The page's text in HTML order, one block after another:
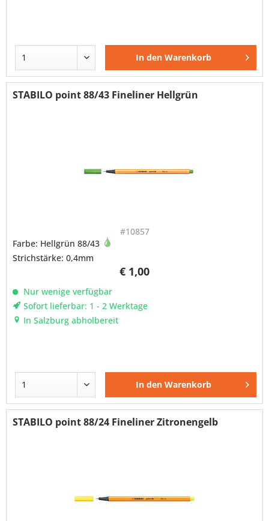
In den Warenkorb
STABILO point 88/43 Fineliner Hellgrün
#10857
€ 1,00
Farbe: Hellgrün 88/43
Strichstärke: 0,4mm
Nur wenige verfügbar
Sofort lieferbar: 1 - 2 Werktage
In Salzburg abholbereit
In den Warenkorb
STABILO point 88/24 Fineliner Zitronengelb